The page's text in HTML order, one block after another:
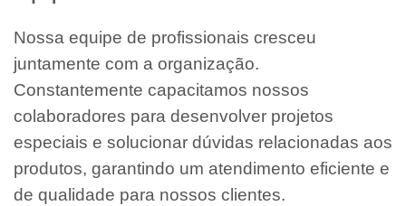
Nossa equipe de profissionais cresceu
juntamente com a organização.
Constantemente capacitamos nossos
colaboradores para desenvolver projetos
especiais e solucionar dúvidas relacionadas aos
produtos, garantindo um atendimento eficiente e
de qualidade para nossos clientes.